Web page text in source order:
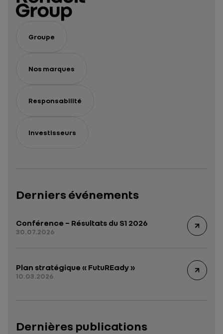
Groupe
Nos marques
Responsabilité
Investisseurs
Derniers événements
Conférence – Résultats du S1 2026
30.07.2026
Plan stratégique « FutuREady »
10.03.2026
Dernières publications